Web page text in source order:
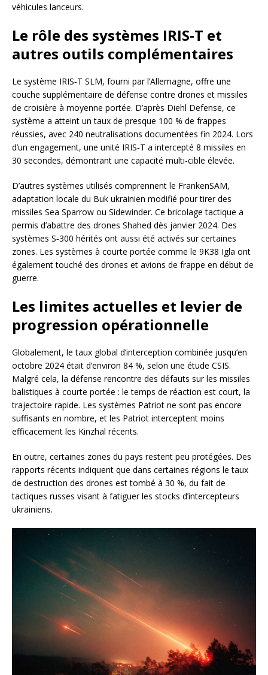
véhicules lanceurs.
Le rôle des systèmes IRIS‑T et
autres outils complémentaires
Le système IRIS‑T SLM, fourni par l’Allemagne, offre une
couche supplémentaire de défense contre drones et missiles
de croisière à moyenne portée. D’après Diehl Defense, ce
système a atteint un taux de presque 100 % de frappes
réussies, avec 240 neutralisations documentées fin 2024. Lors
d’un engagement, une unité IRIS‑T a intercepté 8 missiles en
30 secondes, démontrant une capacité multi-cible élevée.
D’autres systèmes utilisés comprennent le FrankenSAM,
adaptation locale du Buk ukrainien modifié pour tirer des
missiles Sea Sparrow ou Sidewinder. Ce bricolage tactique a
permis d’abattre des drones Shahed dès janvier 2024. Des
systèmes S‑300 hérités ont aussi été activés sur certaines
zones. Les systèmes à courte portée comme le 9K38 Igla ont
également touché des drones et avions de frappe en début de
guerre.
Les limites actuelles et levier de
progression opérationnelle
Globalement, le taux global d’interception combinée jusqu’en
octobre 2024 était d’environ 84 %, selon une étude CSIS.
Malgré cela, la défense rencontre des défauts sur les missiles
balistiques à courte portée : le temps de réaction est court, la
trajectoire rapide. Les systèmes Patriot ne sont pas encore
suffisants en nombre, et les Patriot interceptent moins
efficacement les Kinzhal récents.
En outre, certaines zones du pays restent peu protégées. Des
rapports récents indiquent que dans certaines régions le taux
de destruction des drones est tombé à 30 %, du fait de
tactiques russes visant à fatiguer les stocks d’intercepteurs
ukrainiens.